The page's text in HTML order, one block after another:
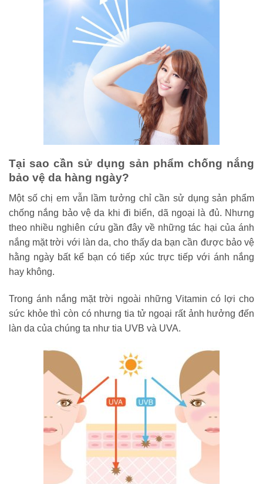
Tại sao cần sử dụng sản phẩm chống nắng
bảo vệ da hàng ngày?
Một số chị em vẫn lầm tưởng chỉ cần sử dụng sản phẩm
chống nắng bảo vệ da khi đi biển, dã ngoại là đủ. Nhưng
theo nhiều nghiên cứu gần đây về những tác hại của ánh
nắng mặt trời với làn da, cho thấy da bạn cần được bảo vệ
hằng ngày bất kể bạn có tiếp xúc trực tiếp với ánh nắng
hay không.
Trong ánh nắng mặt trời ngoài những Vitamin có lợi cho
sức khỏe thì còn có nhưng tia tử ngoại rất ảnh hưởng đến
làn da của chúng ta như tia UVB và UVA.